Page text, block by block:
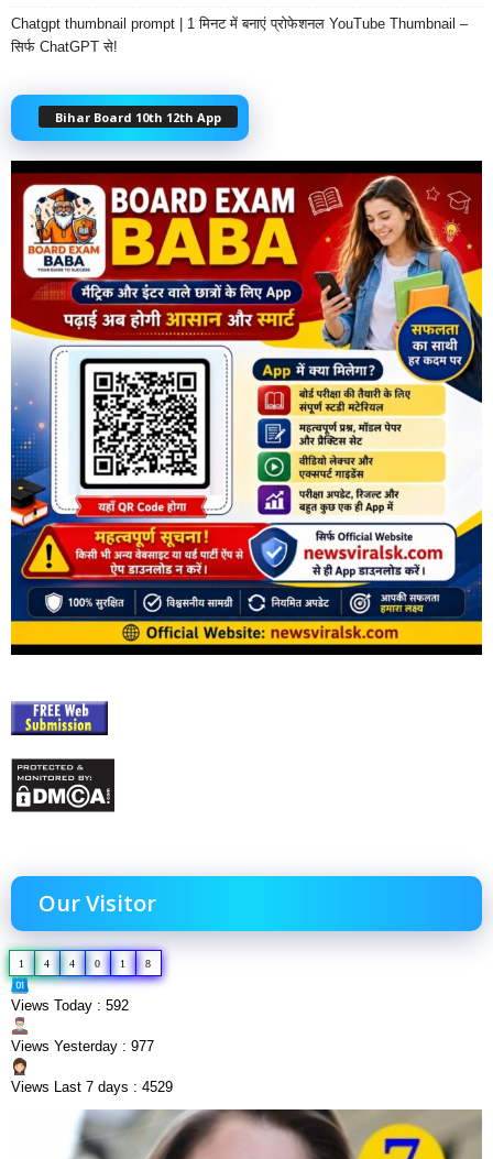
Chatgpt thumbnail prompt | 1 मिनट में बनाएं प्रोफेशनल YouTube Thumbnail –
सिर्फ ChatGPT से!
Bihar Board 10th 12th App
Our Visitor
1 4 4 0 1 8
Views Today : 592
Views Yesterday : 977
Views Last 7 days : 4529